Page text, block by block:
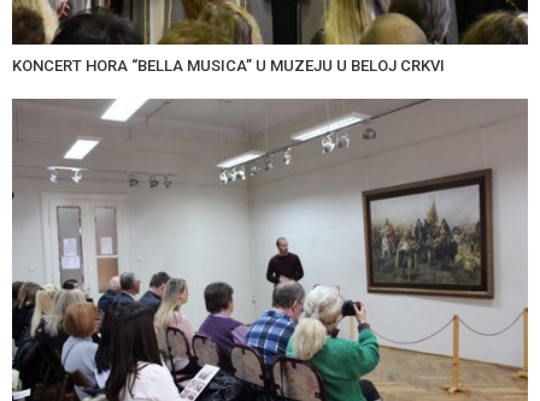
KONCERT HORA “BELLA MUSICA” U MUZEJU U BELOJ CRKVI